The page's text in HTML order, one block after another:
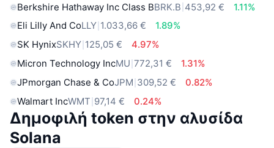
Berkshire Hathaway Inc Class BBRK.B 453,92 €
1.11%
Eli Lilly And CoLLY 1.033,66 €
1.89%
SK HynixSKHY 125,05 €
4.97%
Micron Technology IncMU 772,31 €
1.31%
JPmorgan Chase & CoJPM 309,52 €
0.82%
Walmart IncWMT 97,14 € 0.24%
Δημοφιλή token στην αλυσίδα
Solana